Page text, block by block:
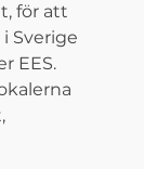
för att
Sverige
EES.